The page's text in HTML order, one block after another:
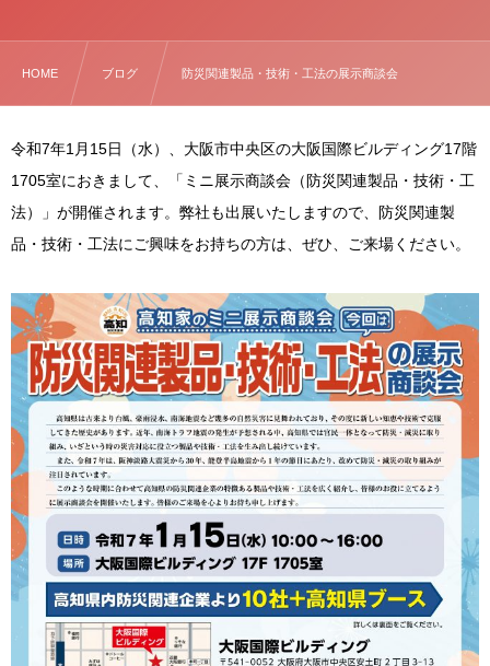
HOME ブログ 防災関連製品・技術・工法の展示商談会
令和7年1月15日（水）、大阪市中央区の大阪国際ビルディング17階
1705室におきまして、「ミニ展示商談会（防災関連製品・技術・工
法）」が開催されます。弊社も出展いたしますので、防災関連製
品・技術・工法にご興味をお持ちの方は、ぜひ、ご来場ください。